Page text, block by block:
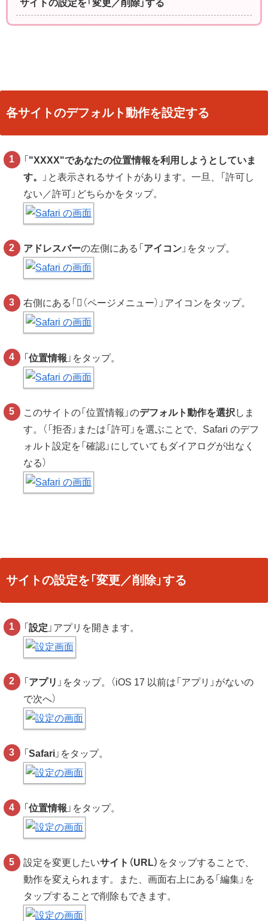
サイトの設定を「変更／削除」する
各サイトのデフォルト動作を設定する
「 "XXXX"であなたの位置情報を利用しようとしていま
す。
」と表示されるサイトがあります。一旦、「許可し
ない／許可」どちらかをタップ。
アドレスバーの左側にある「 アイコン 」をタップ。
右側にある「 （ページメニュー）」アイコンをタップ。
「位置情報 」をタップ。
このサイトの「位置情報」のデフォルト動作を選択 しま
す。（「拒否」または「許可」を選ぶことで、Safari のデフ
ォルト設定を「確認」にしていてもダイアログが出なく
なる）
サイトの設定を「変更／削除」する
「設定 」アプリを開きます。
「 アプリ 」をタップ。（iOS 17 以前は「アプリ」がないの
で次へ）
「Safari 」をタップ。
「位置情報 」をタップ。
設定を変更したいサイト（URL） をタップすることで、
動作を変えられます。また、画面右上にある「編集」を
タップすることで削除もできます。